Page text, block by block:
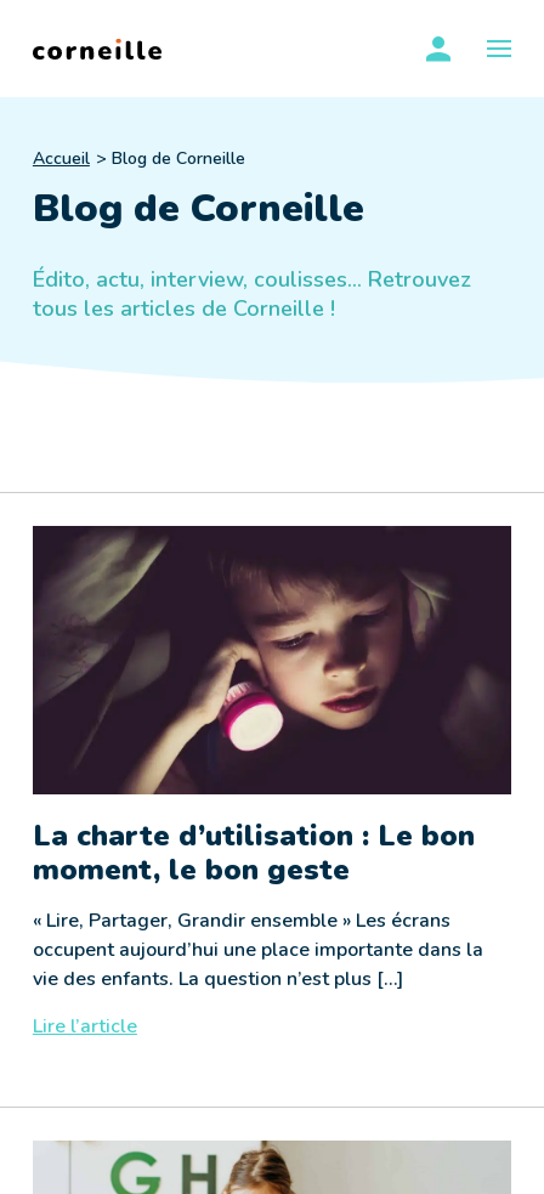
se
Accueil Blog de Corneille
Blog de Corneille
Édito, actu, interview, coulisses... Retrouvez
tous les articles de Corneille !
La charte d’utilisation : Le bon
moment, le bon geste
« Lire, Partager, Grandir ensemble » Les écrans
occupent aujourd’hui une place importante dans la
vie des enfants. La question n’est plus […]
Lire l’article